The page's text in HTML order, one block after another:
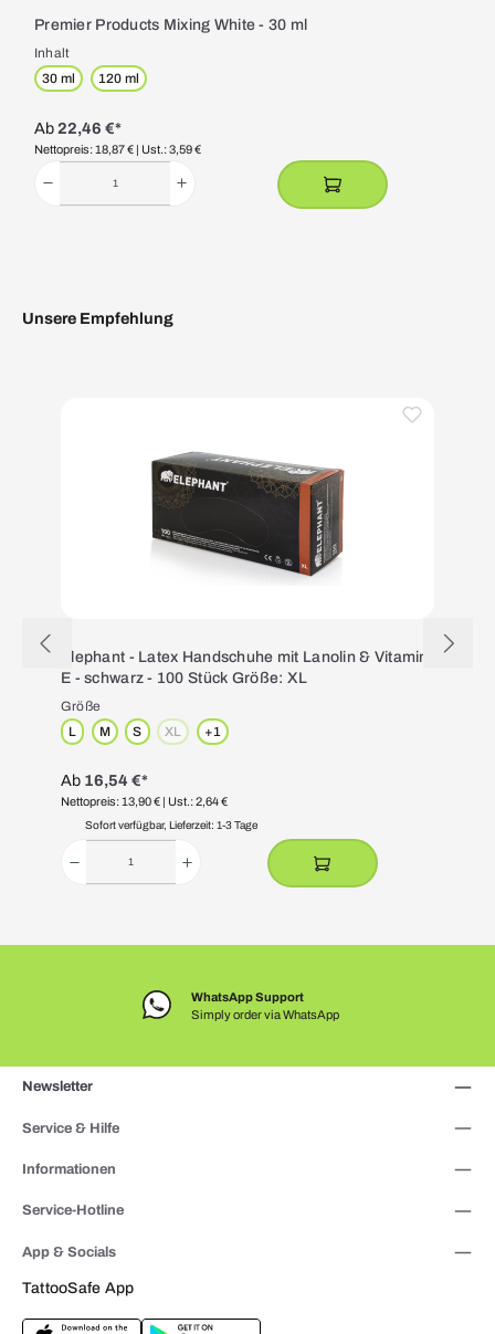
Premier Products Mixing White - 30 ml
Inhalt
30 ml
120 ml
Ab 22,46 €*
Nettopreis: 18,87 € | Ust.: 3,59 €
Unsere Empfehlung
Elephant - Latex Handschuhe mit Lanolin & Vitamin
E - schwarz - 100 Stück Größe: XL
Größe
L
M S XL(Diese Option ist zurzeit nicht verfügbar.)
+1
Ab 16,54 €*
Nettopreis: 13,90 € | Ust.: 2,64 €
Sofort verfügbar, Lieferzeit: 1-3 Tage
WhatsApp Support
Simply order via WhatsApp
Newsletter
App & Socials
TattooSafe App
Service & Hilfe
Informationen
Service-Hotline